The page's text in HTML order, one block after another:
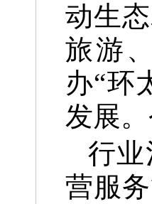
动生
旅游
办“环
发展
行
营服